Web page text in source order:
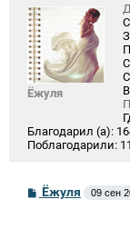
Ёжуля
Благодарил (а):
Поблагодарили:
СЁжуля 09 сен